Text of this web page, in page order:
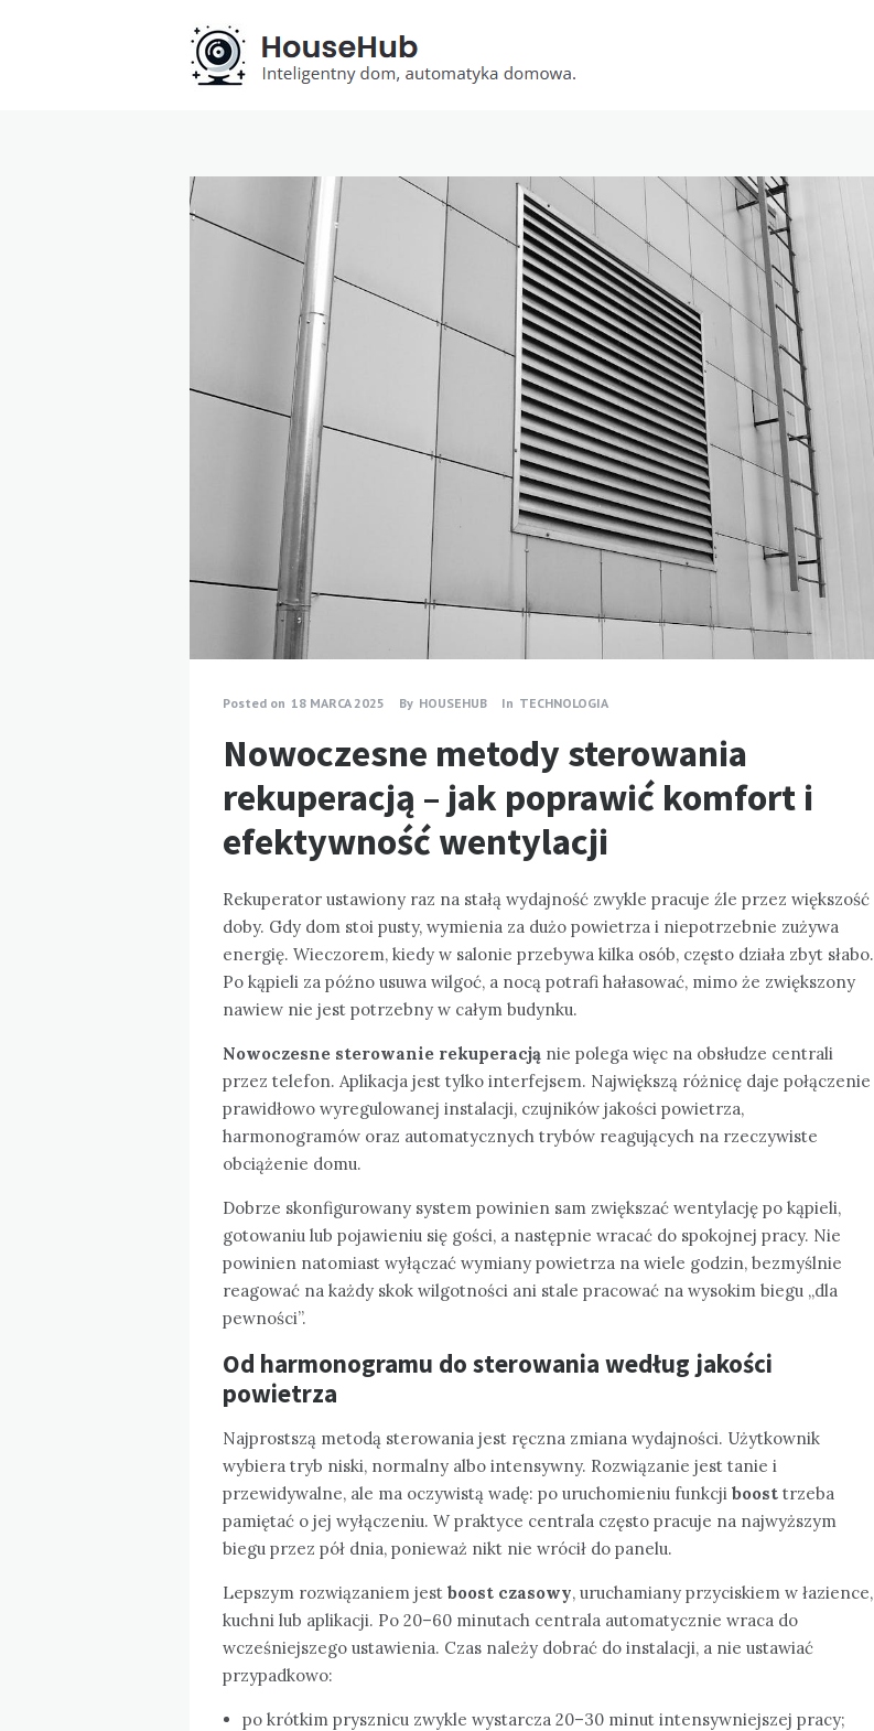
Posted on 18 MARCA 2025 By HOUSEHUB In TECHNOLOGIA
Nowoczesne metody sterowania
rekuperacją – jak poprawić komfort i
efektywność wentylacji
Rekuperator ustawiony raz na stałą wydajność zwykle pracuje źle przez większość
doby. Gdy dom stoi pusty, wymienia za dużo powietrza i niepotrzebnie zużywa
energię. Wieczorem, kiedy w salonie przebywa kilka osób, często działa zbyt słabo.
Po kąpieli za późno usuwa wilgoć, a nocą potrafi hałasować, mimo że zwiększony
nawiew nie jest potrzebny w całym budynku.
Nowoczesne sterowanie rekuperacją nie polega więc na obsłudze centrali
przez telefon. Aplikacja jest tylko interfejsem. Największą różnicę daje połączenie
prawidłowo wyregulowanej instalacji, czujników jakości powietrza,
harmonogramów oraz automatycznych trybów reagujących na rzeczywiste
obciążenie domu.
Dobrze skonfigurowany system powinien sam zwiększać wentylację po kąpieli,
gotowaniu lub pojawieniu się gości, a następnie wracać do spokojnej pracy. Nie
powinien natomiast wyłączać wymiany powietrza na wiele godzin, bezmyślnie
reagować na każdy skok wilgotności ani stale pracować na wysokim biegu „dla
pewności”.
Od harmonogramu do sterowania według jakości
powietrza
Najprostszą metodą sterowania jest ręczna zmiana wydajności. Użytkownik
wybiera tryb niski, normalny albo intensywny. Rozwiązanie jest tanie i
przewidywalne, ale ma oczywistą wadę: po uruchomieniu funkcji boost trzeba
pamiętać o jej wyłączeniu. W praktyce centrala często pracuje na najwyższym
biegu przez pół dnia, ponieważ nikt nie wrócił do panelu.
Lepszym rozwiązaniem jest boost czasowy, uruchamiany przyciskiem w łazience,
kuchni lub aplikacji. Po 20–60 minutach centrala automatycznie wraca do
wcześniejszego ustawienia. Czas należy dobrać do instalacji, a nie ustawiać
przypadkowo:
po krótkim prysznicu zwykle wystarcza 20–30 minut intensywniejszej pracy;